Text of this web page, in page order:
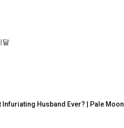
달
Husband Ever? | Pale Moon